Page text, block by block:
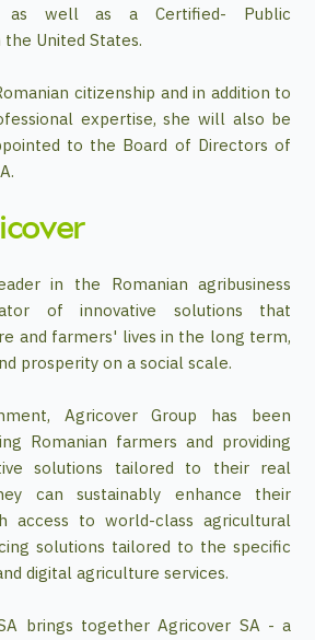
as well as a Certified- Public
the United States.
citizenship and in addition to
expertise, she will also be
to the Board of Directors of
in the Romanian agribusiness
of innovative solutions that
and farmers' lives in the long term,
prosperity on a social scale.
Agricover Group has been
Romanian farmers and providing
solutions tailored to their real
can sustainably enhance their
access to world-class agricultural
solutions tailored to the specific
digital agriculture services.
brings together Agricover SA - a